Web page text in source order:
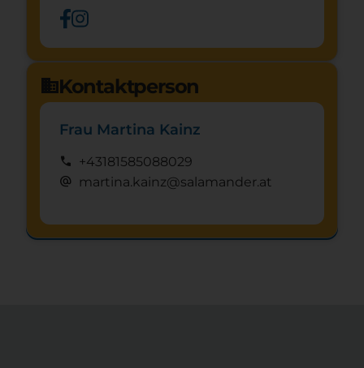
domainKontaktperson
Frau Martina Kainz
call +43181585088029
alternate_email martina.kainz@salamander.at